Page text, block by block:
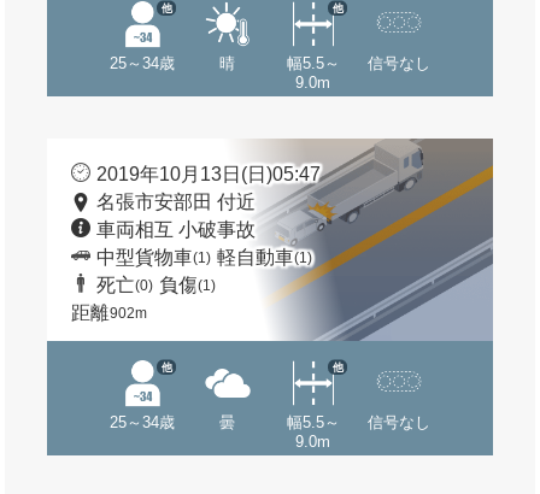
25～34歳
他
晴
幅5.5～
9.0m
他
信号なし
2019年10月13日(日)05:47
名張市安部田 付近
車両相互 小破事故
中型貨物車(1) 軽自動車(1)
死亡(0) 負傷(1)
距離902m
25～34歳
他
曇
幅5.5～
9.0m
他
信号なし